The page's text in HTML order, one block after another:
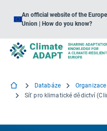
An official website of the
Union | How do you know?
Databáze
Organizace